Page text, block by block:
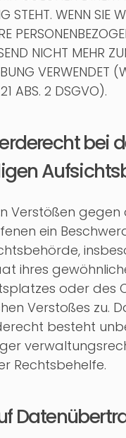
STEHT. WENN SIE
NICHT MEHR
VERWENDET
ABS. 2 DSGVO).
bei
Verstößen gegen
ein
ihres
oder des
Verstoßes zu.
besteht
Rechtsbehelfe.